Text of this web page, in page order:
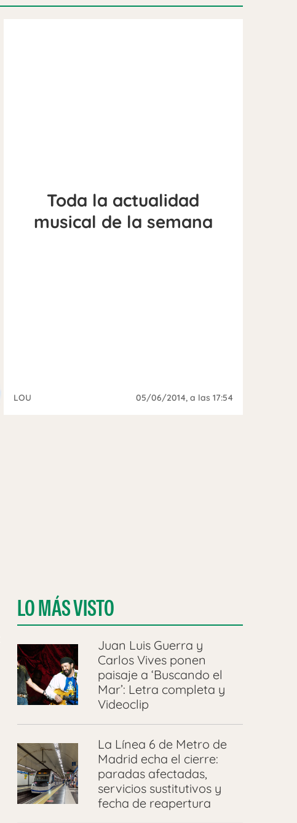
Toda la actualidad
musical de la semana
LOU 05/06/2014, a las 17:54
LO MÁS VISTO
Juan Luis Guerra y
Carlos Vives ponen
paisaje a ‘Buscando el
Mar’: Letra completa y
Videoclip
La Línea 6 de Metro de
Madrid echa el cierre:
paradas afectadas,
servicios sustitutivos y
fecha de reapertura